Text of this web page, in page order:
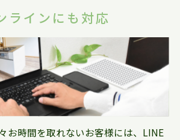
ラインにも対応
お時間を取れないお客様には、LINE